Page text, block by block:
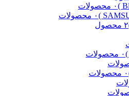
۰ محصولات
۰ محصولات
۲ محصول
۰ محصولات
۰ محصولات